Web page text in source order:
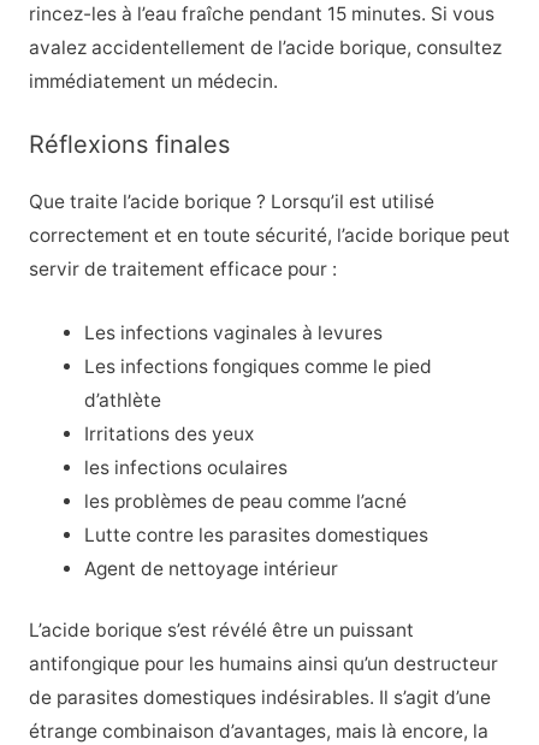
rincez-les à l’eau fraîche pendant 15 minutes. Si vous
avalez accidentellement de l’acide borique, consultez
immédiatement un médecin.
Réflexions finales
Que traite l’acide borique ? Lorsqu’il est utilisé
correctement et en toute sécurité, l’acide borique peut
servir de traitement efficace pour :
Les infections vaginales à levures
Les infections fongiques comme le pied
d’athlète
Irritations des yeux
les infections oculaires
les problèmes de peau comme l’acné
Lutte contre les parasites domestiques
Agent de nettoyage intérieur
L’acide borique s’est révélé être un puissant
antifongique pour les humains ainsi qu’un destructeur
de parasites domestiques indésirables. Il s’agit d’une
étrange combinaison d’avantages, mais là encore, la